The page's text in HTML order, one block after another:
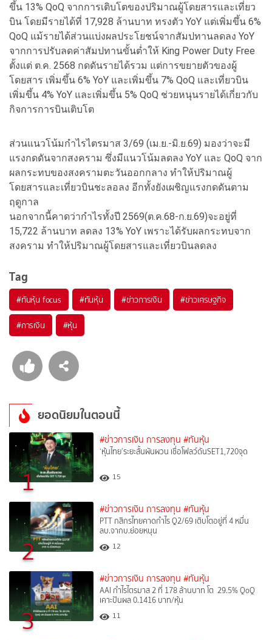
ขึ้น 13% QoQ จากการเติบโตของปริมาณผู้โดยสารและเที่ยว
บิน โดยมีรายได้ที่ 17,928 ล้านบาท ทรงตัว YoY แต่เพิ่มขึ้น 6%
QoQ แม้รายได้ส่วนแบ่งผลประโยชน์จากสัมปทานลดลง YoY
จากการปรับลดค่าสัมปทานขั้นต่ำให้ King Power Duty Free
ตั้งแต่ ต.ค. 2568 กดดันรายได้รวม แต่การขยายตัวของผู้
โดยสาร เพิ่มขึ้น 6% YoY และเพิ่มขึ้น 7% QoQ และเที่ยวบิน
เพิ่มขึ้น 4% YoY และเพิ่มขึ้น 5% QoQ ช่วยหนุนรายได้เกี่ยวกับ
กิจการการบินเติบโต
ส่วนแนวโน้มกำไรไตรมาส 3/69 (เม.ย.-มิ.ย.69) มองว่าจะมี
แรงกดดันจากสงคราม ซึ่งมีแนวโน้มลดลง YoY และ QoQ จาก
ผลกระทบของสงครามตะวันออกกลาง ทำให้ปริมาณผู้
โดยสารและเที่ยวบินชะลอลง อีกทั้งยังเผชิญแรงกดดันตาม
ฤดูกาล
นอกจากนี้คาดว่ากำไรทั้งปี 2569(ต.ค.68-ก.ย.69)จะอยู่ที่
15,722 ล้านบาท ลดลง 13% YoY เพราะได้รับผลกระทบจาก
สงคราม ทำให้ปริมาณผู้โดยสารและเที่ยวบินลดลง
Tag
#ทันหุ้น focus #ทันหุ้น #ข่าวการเงิน #ข่าวเศรษฐกิจ
#การเงิน #หุ้น
ยอดนิยมในตอนนี้
1
#ข่าวการเงิน การลงทุน #ทันหุ้น
‘หุ้นไทย’ระยะสั้นผันผวน เชื่อโฟลว์ดันSET1,720จุด
15
2
#ข่าวการเงิน การลงทุน #ทันหุ้น
PTT กสิกรไทยคาดกำไร Q2/69 เติบโตอยู่ที่ 4 หมื่น
ลบ.จากบ.ย่อยหนุน
12
3
#ข่าวการเงิน การลงทุน #ทันหุ้น
AAI กำไรไตรมาส 2 ที่ 178 ล้านบาท โต 29.5% QoQ
เคาะปันผล 0.1416 บาท/หุ้น
11